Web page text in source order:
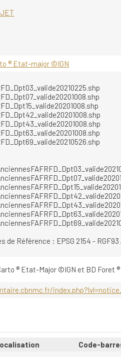
® Etat-major ©IGN
de Référence : EPSG 2154 -
® Etat-Major ©IGN et BD Foret
Code-